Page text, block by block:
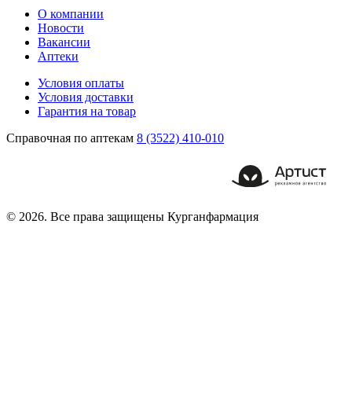
О компании
Новости
Вакансии
Аптеки
Условия оплаты
Условия доставки
Гарантия на товар
Справочная по аптекам 8 (3522) 410-010
© 2026. Все права защищены Курганфармация